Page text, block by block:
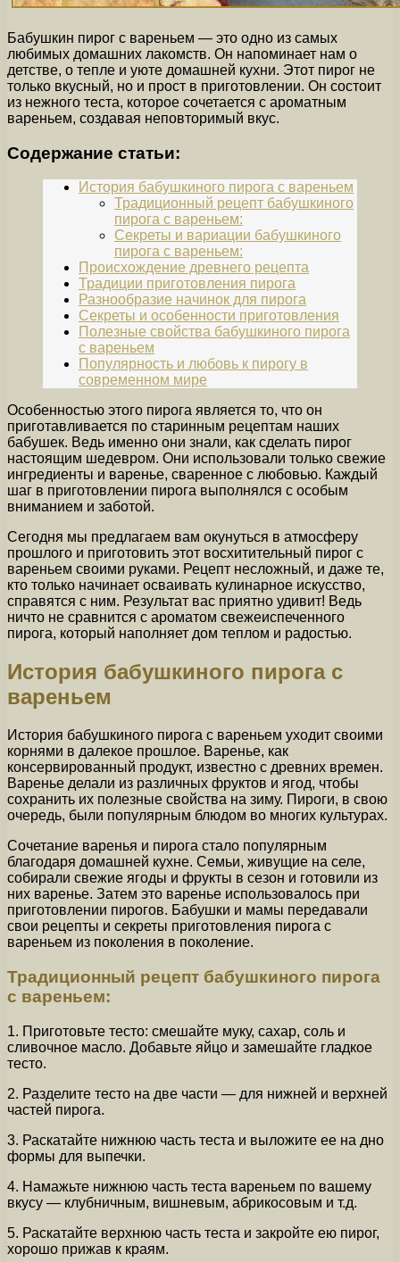
Бабушкин пирог с вареньем — это одно из самых
любимых домашних лакомств. Он напоминает нам о
детстве, о тепле и уюте домашней кухни. Этот пирог не
только вкусный, но и прост в приготовлении. Он состоит
из нежного теста, которое сочетается с ароматным
вареньем, создавая неповторимый вкус.
Содержание статьи:
История бабушкиного пирога с вареньем
Традиционный рецепт бабушкиного
пирога с вареньем:
Секреты и вариации бабушкиного
пирога с вареньем:
Происхождение древнего рецепта
Традиции приготовления пирога
Разнообразие начинок для пирога
Секреты и особенности приготовления
Полезные свойства бабушкиного пирога
с вареньем
Популярность и любовь к пирогу в
современном мире
Особенностью этого пирога является то, что он
приготавливается по старинным рецептам наших
бабушек. Ведь именно они знали, как сделать пирог
настоящим шедевром. Они использовали только свежие
ингредиенты и варенье, сваренное с любовью. Каждый
шаг в приготовлении пирога выполнялся с особым
вниманием и заботой.
Сегодня мы предлагаем вам окунуться в атмосферу
прошлого и приготовить этот восхитительный пирог с
вареньем своими руками. Рецепт несложный, и даже те,
кто только начинает осваивать кулинарное искусство,
справятся с ним. Результат вас приятно удивит! Ведь
ничто не сравнится с ароматом свежеиспеченного
пирога, который наполняет дом теплом и радостью.
История бабушкиного пирога с
вареньем
История бабушкиного пирога с вареньем уходит своими
корнями в далекое прошлое. Варенье, как
консервированный продукт, известно с древних времен.
Варенье делали из различных фруктов и ягод, чтобы
сохранить их полезные свойства на зиму. Пироги, в свою
очередь, были популярным блюдом во многих культурах.
Сочетание варенья и пирога стало популярным
благодаря домашней кухне. Семьи, живущие на селе,
собирали свежие ягоды и фрукты в сезон и готовили из
них варенье. Затем это варенье использовалось при
приготовлении пирогов. Бабушки и мамы передавали
свои рецепты и секреты приготовления пирога с
вареньем из поколения в поколение.
Традиционный рецепт бабушкиного пирога
с вареньем:
1. Приготовьте тесто: смешайте муку, сахар, соль и
сливочное масло. Добавьте яйцо и замешайте гладкое
тесто.
2. Разделите тесто на две части — для нижней и верхней
частей пирога.
3. Раскатайте нижнюю часть теста и выложите ее на дно
формы для выпечки.
4. Намажьте нижнюю часть теста вареньем по вашему
вкусу — клубничным, вишневым, абрикосовым и т.д.
5. Раскатайте верхнюю часть теста и закройте ею пирог,
хорошо прижав к краям.